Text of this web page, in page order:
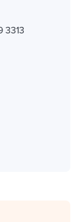
3313